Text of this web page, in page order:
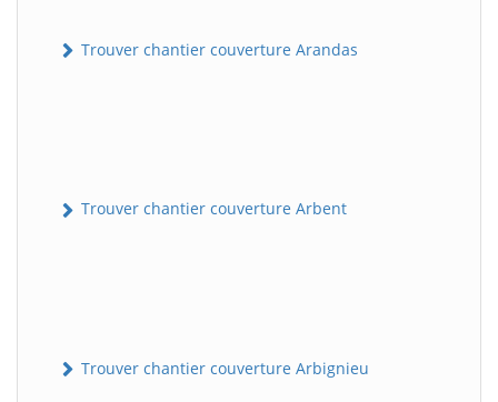
Trouver chantier couverture Arandas
Trouver chantier couverture Arbent
Trouver chantier couverture Arbignieu